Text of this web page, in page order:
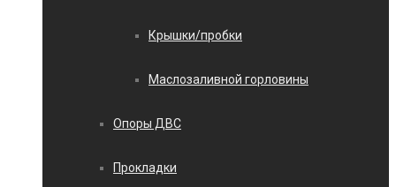
Крышки/пробки
Маслозаливной горловины
Опоры ДВС
Прокладки